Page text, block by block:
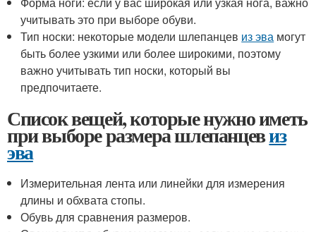
учитывать это при выборе обуви.
Тип носки: некоторые модели шлепанцев из эва могут
быть более узкими или более широкими, поэтому
важно учитывать тип носки, который вы
предпочитаете.
Список вещей, которые нужно иметь
при выборе размера шлепанцевиз
эва
Измерительная лента или линейки для измерения
длины и обхвата стопы.
Обувь для сравнения размеров.